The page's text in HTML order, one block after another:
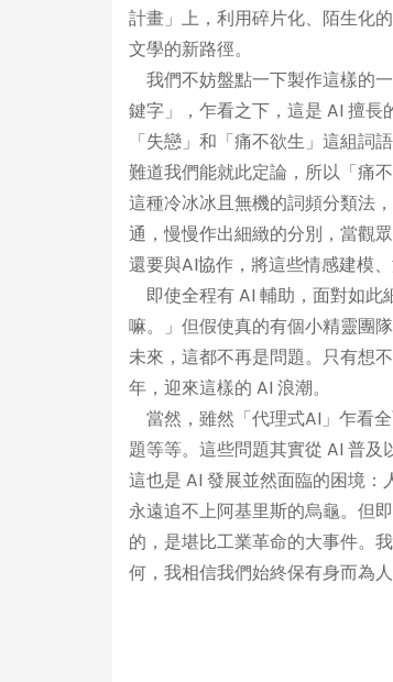
計畫」上，利用碎片化、陌生化
文學的新路徑。
我們不妨盤點一下製作這樣的
鍵字」，乍看之下，這是 AI 擅長
「失戀」和「痛不欲生」這組詞
難道我們能就此定論，所以「痛
這種冷冰冰且無機的詞頻分類法
通，慢慢作出細緻的分別，當觀
還要與AI協作，將這些情感建模
即使全程有 AI 輔助，面對如此
嘛。」但假使真的有個小精靈團
未來，這都不再是問題。只有想
年，迎來這樣的 AI 浪潮。
當然，雖然「代理式AI」乍看
題等等。這些問題其實從 AI 普及
這也是 AI 發展並然面臨的困境
永遠追不上阿基里斯的烏龜。但
的，是堪比工業革命的大事件。
何，我相信我們始終保有身而為